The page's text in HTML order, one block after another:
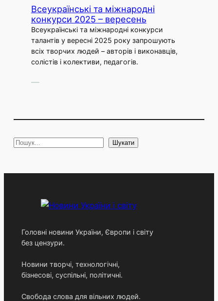
Всеукраїнські та міжнародні
конкурси 2025 – вересень
Всеукраїнські та міжнародні конкурси
талантів у вересні 2025 року запрошують
всіх творчих людей – авторів і виконавців,
солістів і колективи, педагогів.
—
S
r
Шукати
Головні новини України, Європи і світу
без цензури.
Новини творчі, технологічні,
бізнесові, суспільні, політичні.
Свобода слова для вільних людей.